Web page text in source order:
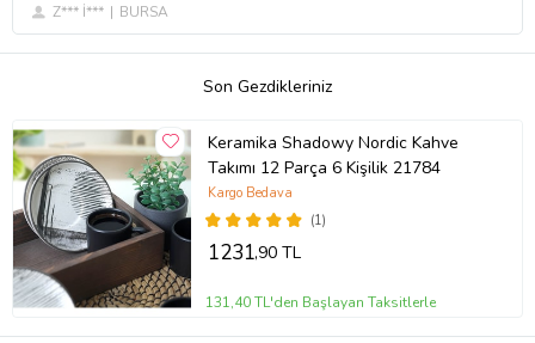
Z*** İ*** BURSA
Son Gezdikleriniz
Keramika Shadowy Nordic Kahve
Takımı 12 Parça 6 Kişilik 21784
(1)
Kargo Bedava
1231,90 TL
131,40 TL'den Başlayan Taksitlerle